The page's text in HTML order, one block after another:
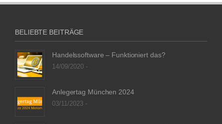
BELIEBTE BEITRÄGE
Handelssoftware – Funktioniert das?
14/09/2020 -
Anlegertag München 2024
03/11/2023 -